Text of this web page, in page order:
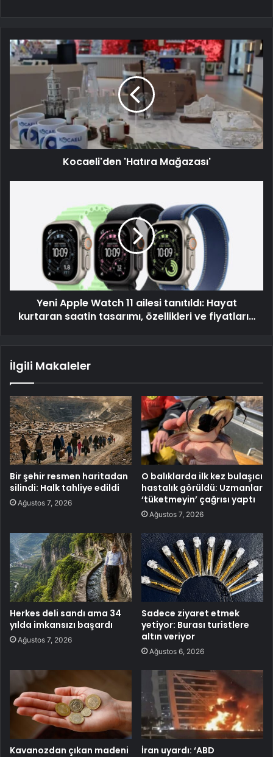
Kocaeli'den 'Hatıra Mağazası'
Yeni Apple Watch 11 ailesi tanıtıldı: Hayat
kurtaran saatin tasarımı, özellikleri ve fiyatları…
İlgili Makaleler
Bir şehir resmen haritadan
silindi: Halk tahliye edildi
Ağustos 7, 2026
O balıklarda ilk kez bulaşıcı
hastalık görüldü: Uzmanlar
‘tüketmeyin’ çağrısı yaptı
Ağustos 7, 2026
Herkes deli sandı ama 34
yılda imkansızı başardı
Ağustos 7, 2026
Sadece ziyaret etmek
yetiyor: Burası turistlere
altın veriyor
Ağustos 6, 2026
Kavanozdan çıkan madeni
İran uyardı: ‘ABD